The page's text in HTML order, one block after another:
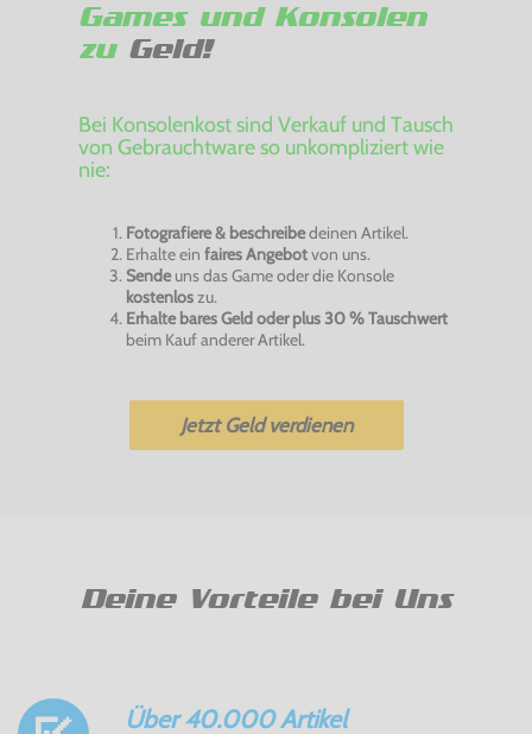
Games und Konsolen
zuGeld!
Bei Konsolenkost sind Verkauf und Tausch
von Gebrauchtware so unkompliziert wie
nie:
Fotografiere & beschreibedeinen Artikel.
Erhalte ein faires Angebotvon uns.
Sendeuns das Game oder die Konsole
kostenloszu.
Erhalte bares Geld oder plus 30 % Tauschwert
beim Kauf anderer Artikel.
Jetzt Geld verdienen
Deine Vorteile bei Uns
Über 40.000 Artikel